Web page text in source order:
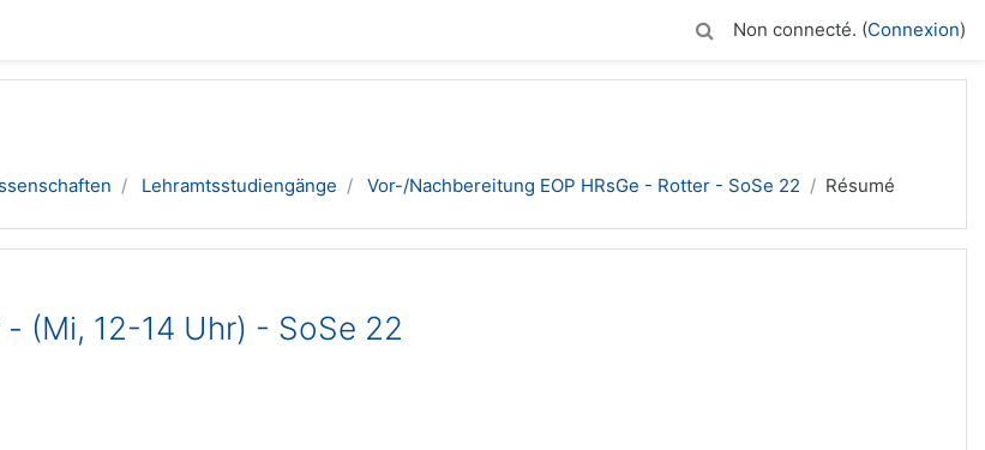
Non connecté. (Connexion)
Lehramtsstudiengänge Vor-/Nachbereitung EOP HRsGe - Rotter - SoSe 22 Résumé
(Mi, 12-14 Uhr) - SoSe 22